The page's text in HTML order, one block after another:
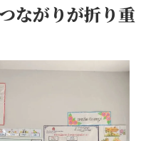
ながりが折り重